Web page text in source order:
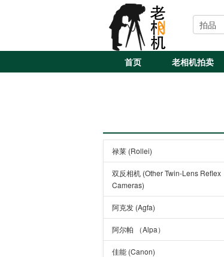
首页 老相机拍卖
禄莱 (Rollei)
双反相机 (Other Twin-Lens Reflex
Cameras)
阿克发 (Agfa)
阿尔帕 （Alpa）
佳能 (Canon)